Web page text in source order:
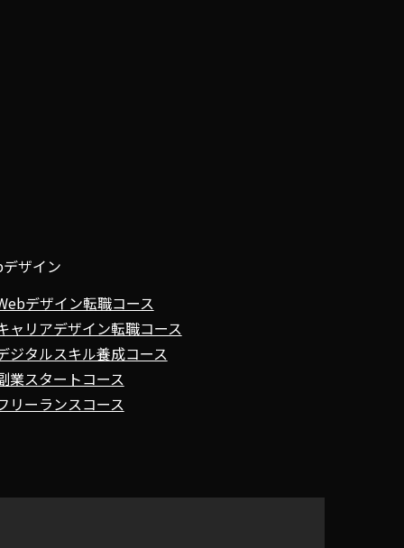
ザイン
デザイン転職コース
ャリアデザイン転職コース
ジタルスキル養成コース
業スタートコース
リーランスコース